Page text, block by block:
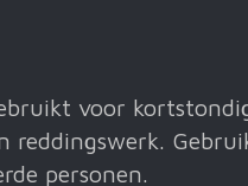
voor
reddingswerk.
personen.